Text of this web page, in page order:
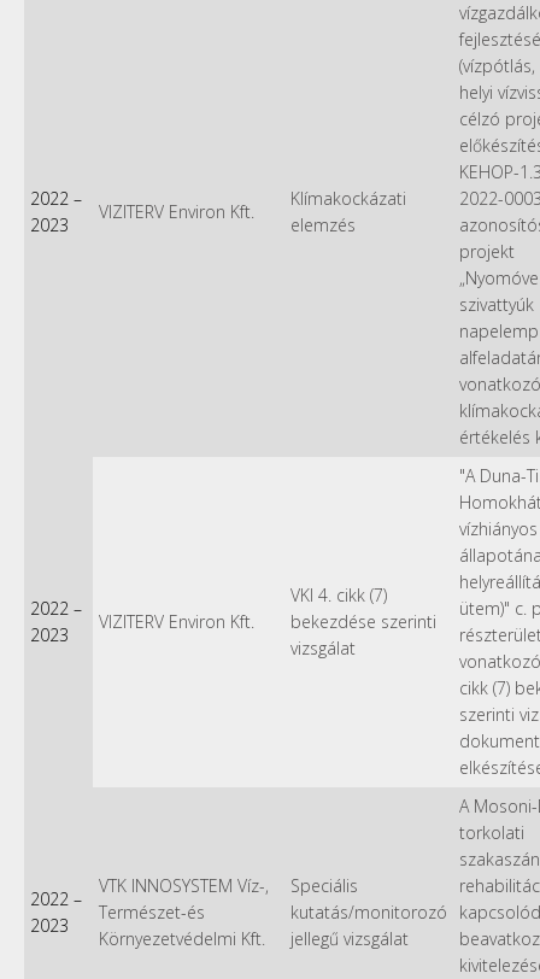
2022 –
2023
VIZITERV Environ Kft.
Klímakockázati
elemzés
helyi
célzó
KEHOP-
2022-
projekt
szivattyúk
értékelés
2022 –
2023
VIZITERV Environ Kft.
VKI 4. cikk (7)
bekezdése szerinti
vizsgálat
"A Duna-
ütem)" c.
cikk (7)
szerinti
2022 –
2023
VTK INNOSYSTEM Víz-,
Természet-és
Környezetvédelmi Kft.
Speciális
kutatás/monitorozó
jellegű vizsgálat
A
torkolati